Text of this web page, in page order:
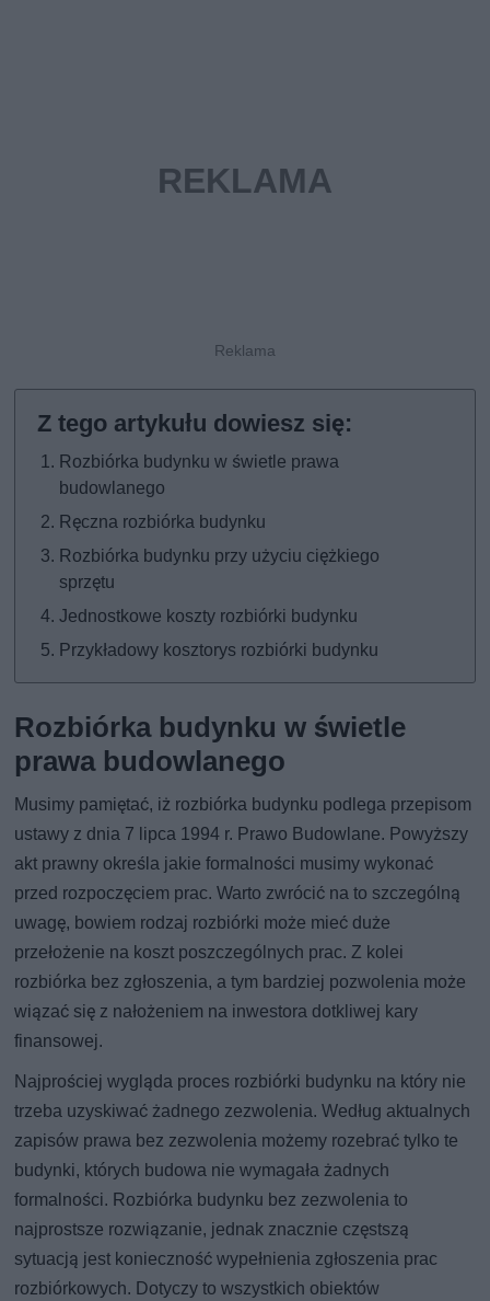
Rozbiórka budynku w świetle prawa
budowlanego
Ręczna rozbiórka budynku
Rozbiórka budynku przy użyciu ciężkiego
sprzętu
Jednostkowe koszty rozbiórki budynku
Przykładowy kosztorys rozbiórki budynku
Rozbiórka budynku w świetle
prawa budowlanego
Musimy pamiętać, iż rozbiórka budynku podlega przepisom
ustawy z dnia 7 lipca 1994 r. Prawo Budowlane. Powyższy
akt prawny określa jakie formalności musimy wykonać
przed rozpoczęciem prac. Warto zwrócić na to szczególną
uwagę, bowiem rodzaj rozbiórki może mieć duże
przełożenie na koszt poszczególnych prac. Z kolei
rozbiórka bez zgłoszenia, a tym bardziej pozwolenia może
wiązać się z nałożeniem na inwestora dotkliwej kary
finansowej.
Najprościej wygląda proces rozbiórki budynku na który nie
trzeba uzyskiwać żadnego zezwolenia. Według aktualnych
zapisów prawa bez zezwolenia możemy rozebrać tylko te
budynki, których budowa nie wymagała żadnych
formalności. Rozbiórka budynku bez zezwolenia to
najprostsze rozwiązanie, jednak znacznie częstszą
sytuacją jest konieczność wypełnienia zgłoszenia prac
rozbiórkowych. Dotyczy to wszystkich obiektów